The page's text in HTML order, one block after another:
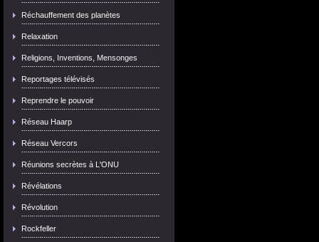
Réchauffement des planètes
Relaxation
Religions, Inventions, Mensonges
Reportages télévisés
Reprendre le pouvoir
Réseau Haarp
Réseau Vercors
Réunions secrètes à L'ONU
Révélations
Révolution
Rockfeller